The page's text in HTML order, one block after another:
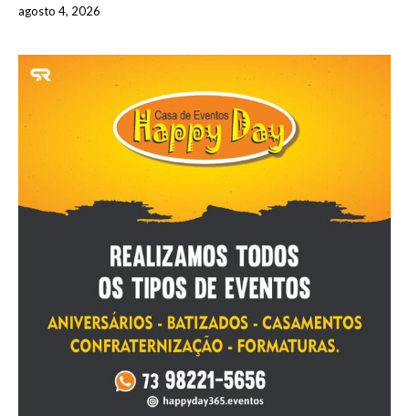
agosto 4, 2026